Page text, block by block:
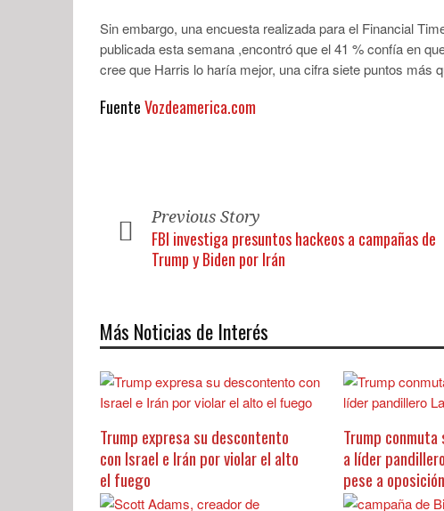
Sin embargo, una encuesta realizada para el Financial
publicada esta semana ,encontró que el 41 % confía en
cree que Harris lo haría mejor, una cifra siete puntos más
FuenteVozdeamerica.com
Previous Story
FBI investiga presuntos hackeos a campañas de
Trump y Biden por Irán
Más Noticias de Interés
Trump expresa su descontento
con Israel e Irán por violar el alto
el fuego
Trump
a líder
pese a